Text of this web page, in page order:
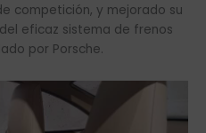
competición, y mejorado su
eficaz sistema de frenos
por Porsche.